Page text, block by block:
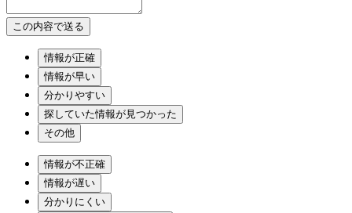
情報が正確
情報が早い
分かりやすい
探していた情報が見つかった
その他
情報が不正確
情報が遅い
分かりにくい